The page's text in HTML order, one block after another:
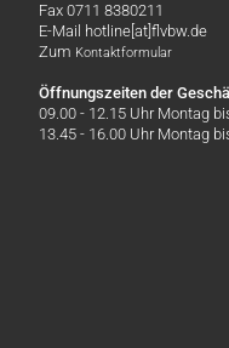
Fax 0711 8380211
E-Mail hotline[at]flvbw.de
Zum Kontaktformular
Öffnungszeiten der
09.00 - 12.15 Uhr Montag
13.45 - 16.00 Uhr Montag